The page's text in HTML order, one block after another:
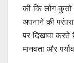
की कि लोग
अपनाने की
पर दिखावा करते
मानवता और